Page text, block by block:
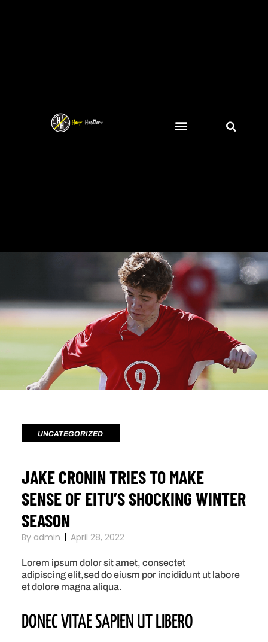
UNCATEGORIZED
JAKE CRONIN TRIES TO MAKE
SENSE OF EITU’S SHOCKING WINTER
SEASON
Byadmin April 28, 2022
Lorem ipsum dolor sit amet, consectet
adipiscing elit,sed do eiusm por incididunt ut labore
et dolore magna aliqua.
DONEC VITAE SAPIEN UT LIBERO